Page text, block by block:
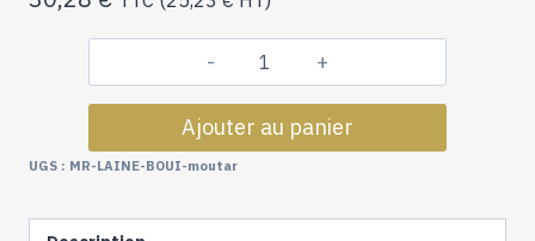
quantité
de
Laine
30F
Ajouter au panier
UGS : MR-LAINE-BOUI-moutar